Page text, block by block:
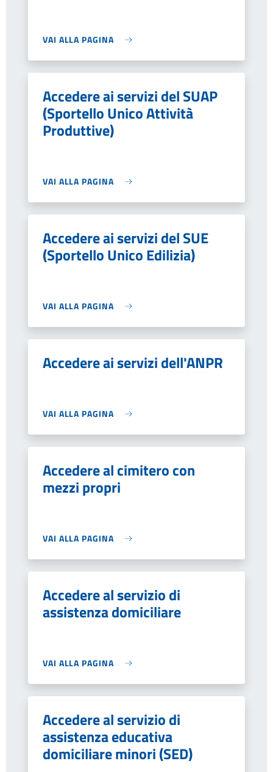
VAI ALLA PAGINA
Accedere ai servizi del SUAP
(Sportello Unico Attività
Produttive)
VAI ALLA PAGINA
Accedere ai servizi del SUE
(Sportello Unico Edilizia)
VAI ALLA PAGINA
Accedere ai servizi dell'ANPR
VAI ALLA PAGINA
Accedere al cimitero con
mezzi propri
VAI ALLA PAGINA
Accedere al servizio di
assistenza domiciliare
VAI ALLA PAGINA
Accedere al servizio di
assistenza educativa
domiciliare minori (SED)